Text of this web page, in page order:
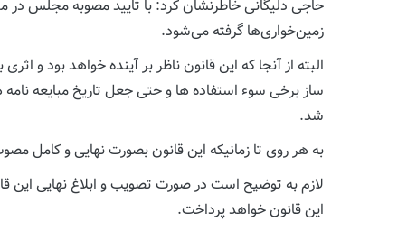
حاجی دلیگانی خاطرنشان کرد: با تایید مصوبه مجلس
زمین‌خواری‌ها گرفته می‌شود.
البته از آنجا که این قانون ناظر بر آینده خواهد بود و
ساز برخی سوء استفاده ها و حتی جعل تاریخ مبایعه
شد.
به هر روی تا زمانیکه این قانون بصورت نهایی و کامل
لازم به توضیح است در صورت تصویب و ابلاغ نهایی این
این قانون خواهد پرداخت.